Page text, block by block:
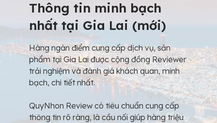
Thông tin minh bạch
nhất tại Gia Lai (mới)
Hàng ngàn điểm cung cấp dịch vụ, sản
phẩm tại Gia Lai được cộng đồng Reviewer
trải nghiệm và đánh giá khách quan, minh
bạch, chi tiết nhất.
QuyNhon Review có tiêu chuẩn cung cấp
thông tin rõ ràng, là cầu nối giúp hàng triệu